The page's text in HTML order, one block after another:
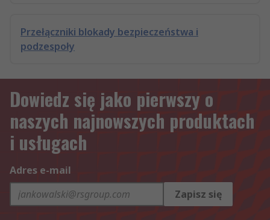
Przełączniki blokady bezpieczeństwa i
podzespoły
Dowiedz się jako pierwszy o
naszych najnowszych produktach
i usługach
Adres e-mail
Zapisz się